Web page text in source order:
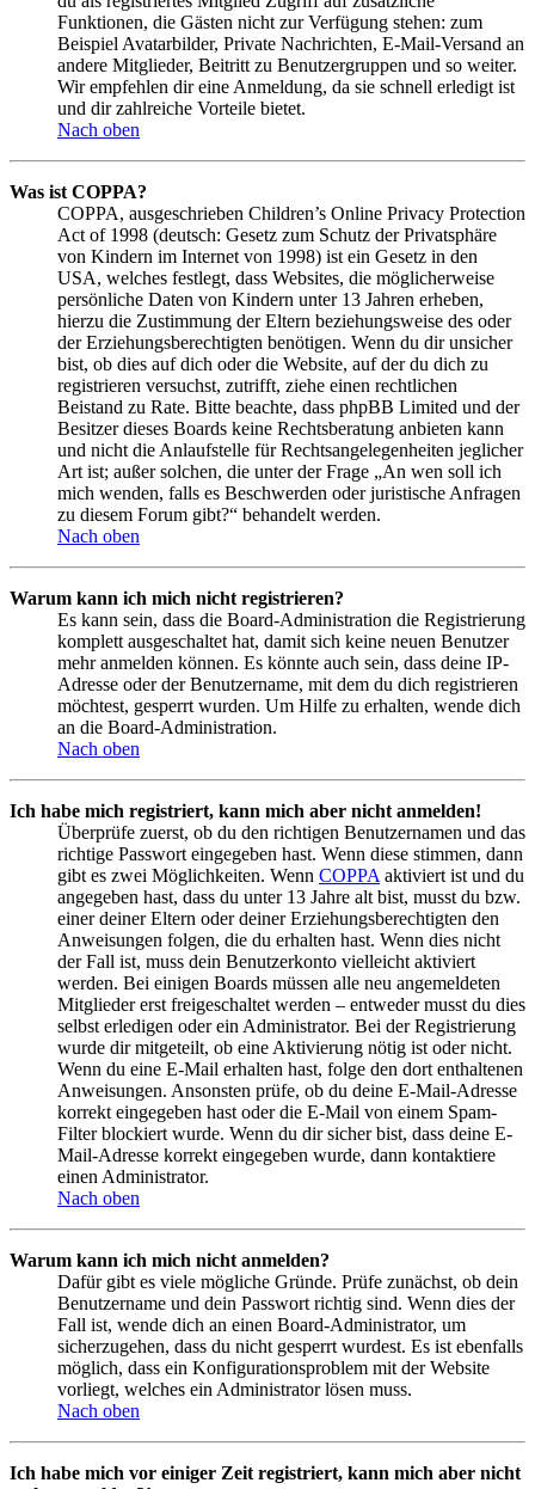
Funktionen, die Gästen nicht zur Verfügung stehen: zum
Beispiel Avatarbilder, Private Nachrichten, E-Mail-Versand an
andere Mitglieder, Beitritt zu Benutzergruppen und so weiter.
Wir empfehlen dir eine Anmeldung, da sie schnell erledigt ist
und dir zahlreiche Vorteile bietet.
Nach oben
Was ist COPPA?
COPPA, ausgeschrieben Children’s Online Privacy Protection
Act of 1998 (deutsch: Gesetz zum Schutz der Privatsphäre
von Kindern im Internet von 1998) ist ein Gesetz in den
USA, welches festlegt, dass Websites, die möglicherweise
persönliche Daten von Kindern unter 13 Jahren erheben,
hierzu die Zustimmung der Eltern beziehungsweise des oder
der Erziehungsberechtigten benötigen. Wenn du dir unsicher
bist, ob dies auf dich oder die Website, auf der du dich zu
registrieren versuchst, zutrifft, ziehe einen rechtlichen
Beistand zu Rate. Bitte beachte, dass phpBB Limited und der
Besitzer dieses Boards keine Rechtsberatung anbieten kann
und nicht die Anlaufstelle für Rechtsangelegenheiten jeglicher
Art ist; außer solchen, die unter der Frage „An wen soll ich
mich wenden, falls es Beschwerden oder juristische Anfragen
zu diesem Forum gibt?“ behandelt werden.
Nach oben
Warum kann ich mich nicht registrieren?
Es kann sein, dass die Board-Administration die Registrierung
komplett ausgeschaltet hat, damit sich keine neuen Benutzer
mehr anmelden können. Es könnte auch sein, dass deine IP-
Adresse oder der Benutzername, mit dem du dich registrieren
möchtest, gesperrt wurden. Um Hilfe zu erhalten, wende dich
an die Board-Administration.
Nach oben
Ich habe mich registriert, kann mich aber nicht anmelden!
Überprüfe zuerst, ob du den richtigen Benutzernamen und das
richtige Passwort eingegeben hast. Wenn diese stimmen, dann
gibt es zwei Möglichkeiten. Wenn COPPA aktiviert ist und du
angegeben hast, dass du unter 13 Jahre alt bist, musst du bzw.
einer deiner Eltern oder deiner Erziehungsberechtigten den
Anweisungen folgen, die du erhalten hast. Wenn dies nicht
der Fall ist, muss dein Benutzerkonto vielleicht aktiviert
werden. Bei einigen Boards müssen alle neu angemeldeten
Mitglieder erst freigeschaltet werden – entweder musst du dies
selbst erledigen oder ein Administrator. Bei der Registrierung
wurde dir mitgeteilt, ob eine Aktivierung nötig ist oder nicht.
Wenn du eine E-Mail erhalten hast, folge den dort enthaltenen
Anweisungen. Ansonsten prüfe, ob du deine E-Mail-Adresse
korrekt eingegeben hast oder die E-Mail von einem Spam-
Filter blockiert wurde. Wenn du dir sicher bist, dass deine E-
Mail-Adresse korrekt eingegeben wurde, dann kontaktiere
einen Administrator.
Nach oben
Warum kann ich mich nicht anmelden?
Dafür gibt es viele mögliche Gründe. Prüfe zunächst, ob dein
Benutzername und dein Passwort richtig sind. Wenn dies der
Fall ist, wende dich an einen Board-Administrator, um
sicherzugehen, dass du nicht gesperrt wurdest. Es ist ebenfalls
möglich, dass ein Konfigurationsproblem mit der Website
vorliegt, welches ein Administrator lösen muss.
Nach oben
Ich habe mich vor einiger Zeit registriert, kann mich aber nicht